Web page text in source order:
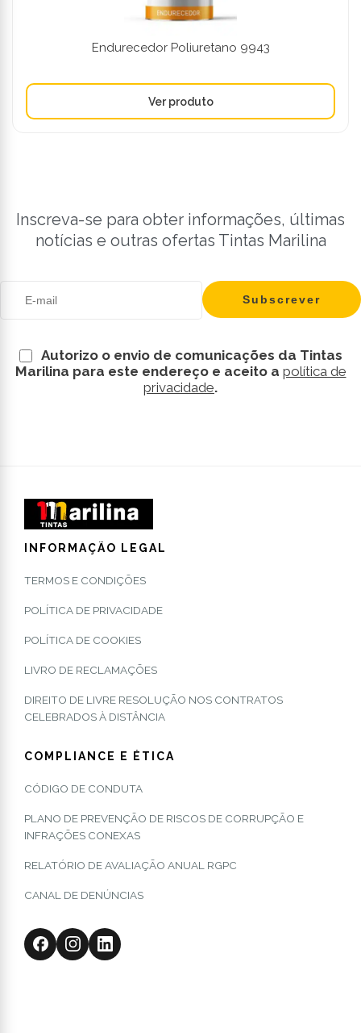
Endurecedor Poliuretano 9943
Inscreva-se para obter informações, últimas
notícias e outras ofertas Tintas Marilina
Autorizo o envio de comunicações da Tintas
Marilina para este endereço e aceito a política de
privacidade.
INFORMAÇÃO LEGAL
TERMOS E CONDIÇÕES
POLÍTICA DE PRIVACIDADE
POLÍTICA DE COOKIES
LIVRO DE RECLAMAÇÕES
DIREITO DE LIVRE RESOLUÇÃO NOS CONTRATOS
CELEBRADOS À DISTÂNCIA
COMPLIANCE E ÉTICA
CÓDIGO DE CONDUTA
PLANO DE PREVENÇÃO DE RISCOS DE CORRUPÇÃO E
INFRAÇÕES CONEXAS
RELATÓRIO DE AVALIAÇÃO ANUAL RGPC
CANAL DE DENÚNCIAS